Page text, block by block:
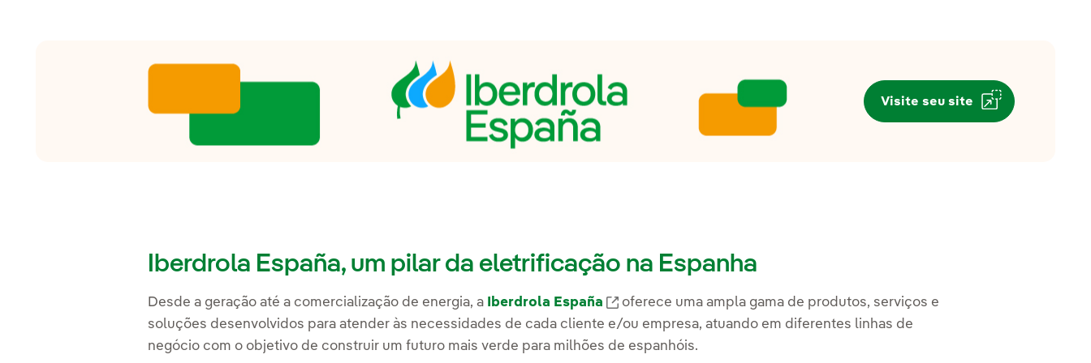
Visite seu site
Iberdrola España, um pilar da eletrificação na Espanha
Desde a geração até a comercialização de energia, a Iberdrola España Link externo, abra em uma nova aba.
oferece uma ampla gama de produtos, serviços e
soluções desenvolvidos para atender às necessidades de cada cliente e/ou empresa, atuando em diferentes linhas de
negócio com o objetivo de construir um futuro mais verde para milhões de espanhóis.